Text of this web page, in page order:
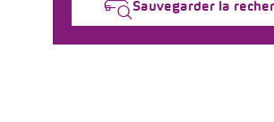
Sauvegarder la